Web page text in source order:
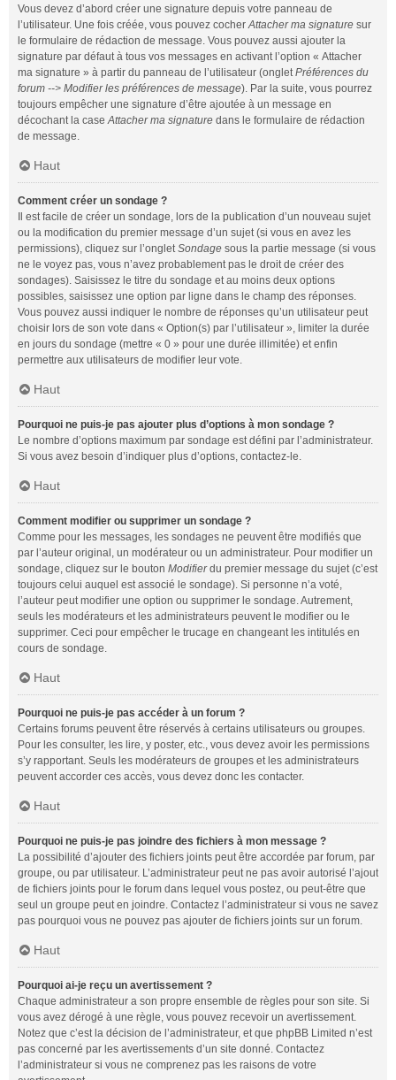
Vous devez d’abord créer une signature depuis votre panneau de
l’utilisateur. Une fois créée, vous pouvez cocherAttacher ma signature sur
le formulaire de rédaction de message. Vous pouvez aussi ajouter la
signature par défaut à tous vos messages en activant l’option « Attacher
ma signature » à partir du panneau de l’utilisateur (ongletPréférences du
forum --> Modifier les préférences de message). Par la suite, vous pourrez
toujours empêcher une signature d’être ajoutée à un message en
décochant la caseAttacher ma signature dans le formulaire de rédaction
de message.
Haut
Comment créer un sondage ?
Il est facile de créer un sondage, lors de la publication d’un nouveau sujet
ou la modification du premier message d’un sujet (si vous en avez les
permissions), cliquez sur l’ongletSondage sous la partie message (si vous
ne le voyez pas, vous n’avez probablement pas le droit de créer des
sondages). Saisissez le titre du sondage et au moins deux options
possibles, saisissez une option par ligne dans le champ des réponses.
Vous pouvez aussi indiquer le nombre de réponses qu’un utilisateur peut
choisir lors de son vote dans « Option(s) par l’utilisateur », limiter la durée
en jours du sondage (mettre « 0 » pour une durée illimitée) et enfin
permettre aux utilisateurs de modifier leur vote.
Haut
Pourquoi ne puis-je pas ajouter plus d’options à mon sondage ?
Le nombre d’options maximum par sondage est défini par l’administrateur.
Si vous avez besoin d’indiquer plus d’options, contactez-le.
Haut
Comment modifier ou supprimer un sondage ?
Comme pour les messages, les sondages ne peuvent être modifiés que
par l’auteur original, un modérateur ou un administrateur. Pour modifier un
sondage, cliquez sur le bouton Modifierdu premier message du sujet (c’est
toujours celui auquel est associé le sondage). Si personne n’a voté,
l’auteur peut modifier une option ou supprimer le sondage. Autrement,
seuls les modérateurs et les administrateurs peuvent le modifier ou le
supprimer. Ceci pour empêcher le trucage en changeant les intitulés en
cours de sondage.
Haut
Pourquoi ne puis-je pas accéder à un forum ?
Certains forums peuvent être réservés à certains utilisateurs ou groupes.
Pour les consulter, les lire, y poster, etc., vous devez avoir les permissions
s’y rapportant. Seuls les modérateurs de groupes et les administrateurs
peuvent accorder ces accès, vous devez donc les contacter.
Haut
Pourquoi ne puis-je pas joindre des fichiers à mon message ?
La possibilité d’ajouter des fichiers joints peut être accordée par forum, par
groupe, ou par utilisateur. L’administrateur peut ne pas avoir autorisé l’ajout
de fichiers joints pour le forum dans lequel vous postez, ou peut-être que
seul un groupe peut en joindre. Contactez l’administrateur si vous ne savez
pas pourquoi vous ne pouvez pas ajouter de fichiers joints sur un forum.
Haut
Pourquoi ai-je reçu un avertissement ?
Chaque administrateur a son propre ensemble de règles pour son site. Si
vous avez dérogé à une règle, vous pouvez recevoir un avertissement.
Notez que c’est la décision de l’administrateur, et que phpBB Limited n’est
pas concerné par les avertissements d’un site donné. Contactez
l’administrateur si vous ne comprenez pas les raisons de votre